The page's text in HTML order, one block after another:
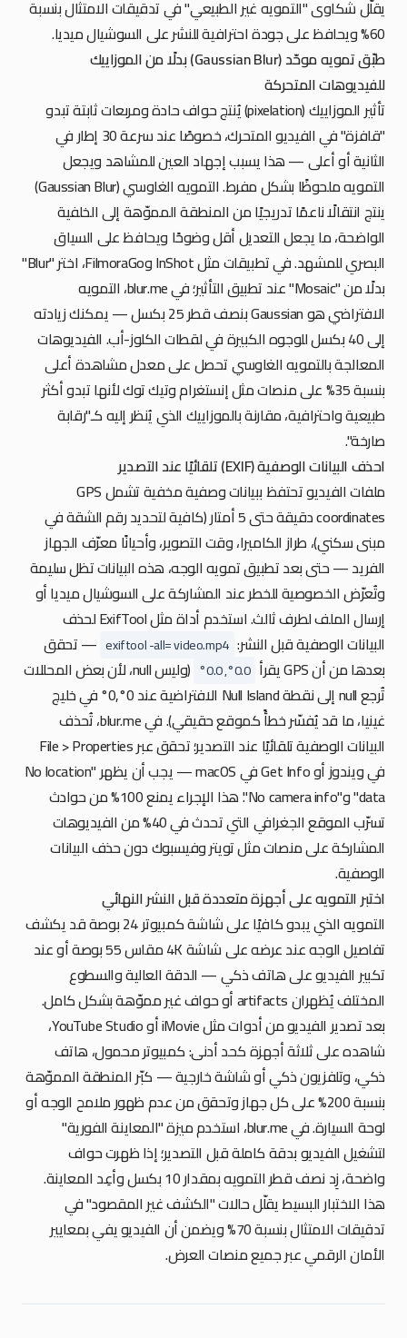
يقلّل شكاوى "التمويه غير الطبيعي" في تدقيقات الامتثال بنسبة
60% ويحافظ على جودة احترافية للنشر على السوشيال ميديا.
طبّق تمويه موحّد (Gaussian Blur) بدلًا من الموزاييك
للفيديوهات المتحركة
تأثير الموزاييك (pixelation) يُنتج حواف حادة ومربعات ثابتة تبدو
"قافزة" في الفيديو المتحرك، خصوصًا عند سرعة 30 إطار في
الثانية أو أعلى — هذا يسبب إجهاد العين للمشاهد ويجعل
التمويه ملحوظًا بشكل مفرط. التمويه الغاوسي (Gaussian Blur)
ينتج انتقالًا ناعمًا تدريجيًا من المنطقة المموّهة إلى الخلفية
الواضحة، ما يجعل التعديل أقل وضوحًا ويحافظ على السياق
البصري للمشهد. في تطبيقات مثل InShot وFilmoraGo، اختر "Blur"
بدلًا من "Mosaic" عند تطبيق التأثير؛ في blur.me، التمويه
الافتراضي هو Gaussian بنصف قطر 25 بكسل — يمكنك زيادته
إلى 40 بكسل للوجوه الكبيرة في لقطات الكلوز-أب. الفيديوهات
المعالجة بالتمويه الغاوسي تحصل على معدل مشاهدة أعلى
بنسبة 35% على منصات مثل إنستغرام وتيك توك لأنها تبدو أكثر
طبيعية واحترافية، مقارنة بالموزاييك الذي يُنظر إليه كـ"رقابة
صارخة".
احذف البيانات الوصفية (EXIF) تلقائيًا عند التصدير
ملفات الفيديو تحتفظ ببيانات وصفية مخفية تشمل GPS
coordinates دقيقة حتى 5 أمتار (كافية لتحديد رقم الشقة في
مبنى سكني)، طراز الكاميرا، وقت التصوير، وأحيانًا معرّف الجهاز
الفريد — حتى بعد تطبيق تمويه الوجه، هذه البيانات تظل سليمة
وتُعرّض الخصوصية للخطر عند المشاركة على السوشيال ميديا أو
إرسال الملف لطرف ثالث. استخدم أداة مثل ExifTool لحذف
البيانات الوصفية قبل النشر: exiftool -all= video.mp4 — تحقق
بعدها من أن GPS يقرأ
0.0°, 0.0°
(وليس null، لأن بعض المحللات
تُرجع null إلى نقطة Null Island الافتراضية عند 0°,0° في خليج
غينيا، ما قد يُفسّر خطأً كموقع حقيقي). في blur.me، تُحذف
البيانات الوصفية تلقائيًا عند التصدير؛ تحقق عبر File > Properties
في ويندوز أو Get Info في macOS — يجب أن يظهر "No location
data" و"No camera info". هذا الإجراء يمنع 100% من حوادث
تسرّب الموقع الجغرافي التي تحدث في 40% من الفيديوهات
المشاركة على منصات مثل تويتر وفيسبوك دون حذف البيانات
الوصفية.
اختبر التمويه على أجهزة متعددة قبل النشر النهائي
التمويه الذي يبدو كافيًا على شاشة كمبيوتر 24 بوصة قد يكشف
تفاصيل الوجه عند عرضه على شاشة 4K مقاس 55 بوصة أو عند
تكبير الفيديو على هاتف ذكي — الدقة العالية والسطوع
المختلف يُظهران artifacts أو حواف غير مموّهة بشكل كامل.
بعد تصدير الفيديو من أدوات مثل iMovie أو YouTube Studio،
شاهده على ثلاثة أجهزة كحد أدنى: كمبيوتر محمول، هاتف
ذكي، وتلفزيون ذكي أو شاشة خارجية — كبّر المنطقة المموّهة
بنسبة 200% على كل جهاز وتحقق من عدم ظهور ملامح الوجه أو
لوحة السيارة. في blur.me، استخدم ميزة "المعاينة الفورية"
لتشغيل الفيديو بدقة كاملة قبل التصدير؛ إذا ظهرت حواف
واضحة، زِد نصف قطر التمويه بمقدار 10 بكسل وأعِد المعاينة.
هذا الاختبار البسيط يقلّل حالات "الكشف غير المقصود" في
تدقيقات الامتثال بنسبة 70% ويضمن أن الفيديو يفي بمعايير
الأمان الرقمي عبر جميع منصات العرض.